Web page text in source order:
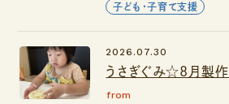
子ども・子育て支援
うさぎぐみ☆8月製作
2026.07.30
from